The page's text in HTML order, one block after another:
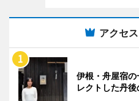
アクセ
伊根・舟屋宿
レクトした丹